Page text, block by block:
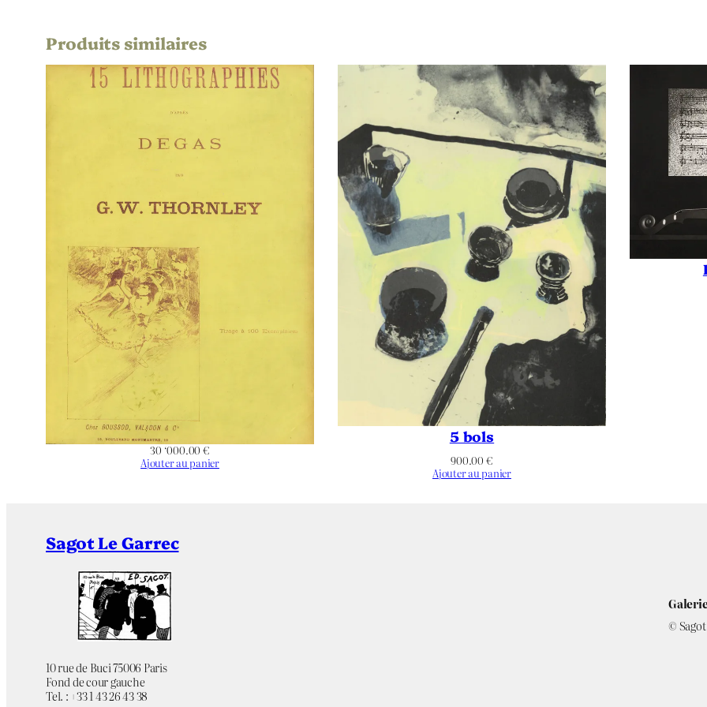
Orientation
État Définitif
Noir & Blanc
Thématique ,Façade Figuratif,Flèche Notre Dame de Paris Paris,Parvis,
Produits similaires
30 ‘000.00 €
Ajouter au panier
5 bols
900.00 €
Ajouter au panier
Sagot Le Garrec
10 rue de Buci 75006 Paris
Fond de cour gauche
Tel. : +33 1 43 26 43 38
© Sagot